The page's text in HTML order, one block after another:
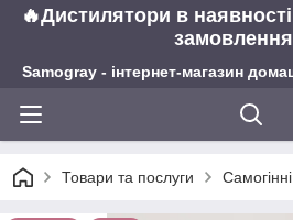
🔥Дистилятори в
Samogray - інтернет-магазин
Товари та послуги